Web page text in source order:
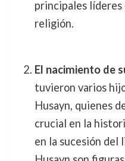
principales líderes
religión.
El nacimiento de
tuvieron varios
Husayn, quienes
crucial en la
en la sucesión del